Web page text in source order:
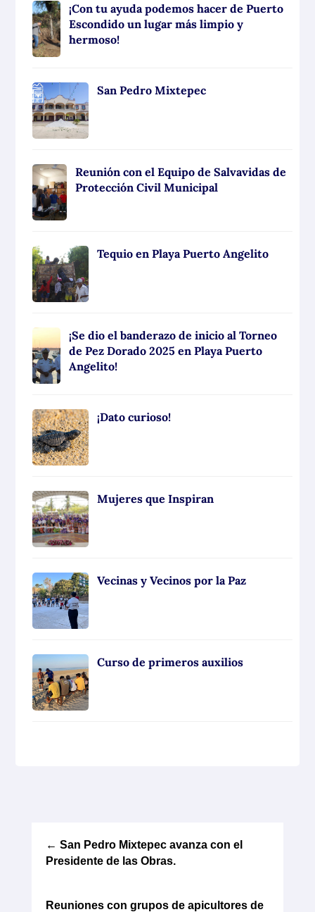
¡Con tu ayuda podemos hacer de Puerto
Escondido un lugar más limpio y
hermoso!
San Pedro Mixtepec
Reunión con el Equipo de Salvavidas de
Protección Civil Municipal
Tequio en Playa Puerto Angelito
¡Se dio el banderazo de inicio al Torneo
de Pez Dorado 2025 en Playa Puerto
Angelito!
¡Dato curioso!
Mujeres que Inspiran
Vecinas y Vecinos por la Paz
Curso de primeros auxilios
← San Pedro Mixtepec avanza con el
Presidente de las Obras.
Reuniones con grupos de apicultores de